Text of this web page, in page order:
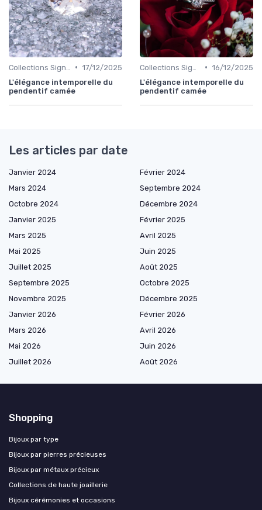
• 17/12/2025
L'élégance intemporelle du
pendentif camée
• 16/12/2025
L'élégance intemporelle du
pendentif camée
Les articles par date
Janvier 2024
Février 2024
Mars 2024
Septembre 2024
Octobre 2024
Décembre 2024
Janvier 2025
Février 2025
Mars 2025
Avril 2025
Mai 2025
Juin 2025
Juillet 2025
Août 2025
Septembre 2025
Octobre 2025
Novembre 2025
Décembre 2025
Janvier 2026
Février 2026
Mars 2026
Avril 2026
Mai 2026
Juin 2026
Juillet 2026
Août 2026
Shopping
Bijoux par type
Bijoux par pierres précieuses
Bijoux par métaux précieux
Collections de haute joaillerie
Bijoux cérémonies et occasions